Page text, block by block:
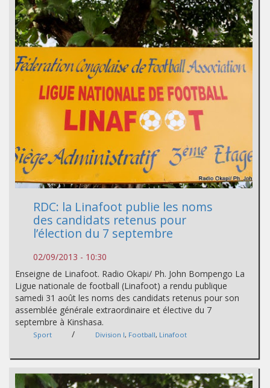
RDC: la Linafoot publie les noms
des candidats retenus pour
l’élection du 7 septembre
02/09/2013 - 10:30
Enseigne de Linafoot. Radio Okapi/ Ph. John Bompengo La
Ligue nationale de football (Linafoot) a rendu publique
samedi 31 août les noms des candidats retenus pour son
assemblée générale extraordinaire et élective du 7
septembre à Kinshasa.
Sport / Division I, Football, Linafoot